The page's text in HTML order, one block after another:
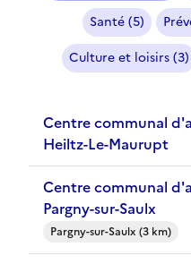
Santé (5)
Culture et loisirs (3)
Centre communal d'action sociale (CCAS) -
Heiltz-Le-Maurupt
Centre communal d'action sociale (CCAS) -
Pargny-sur-Saulx
Pargny-sur-Saulx (3 km)